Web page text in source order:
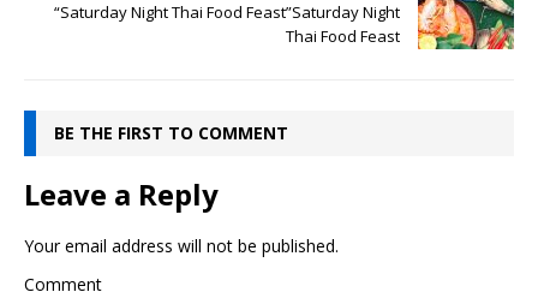
“Saturday Night Thai Food Feast”Saturday Night
Thai Food Feast
BE THE FIRST TO COMMENT
Leave a Reply
Your email address will not be published.
Comment